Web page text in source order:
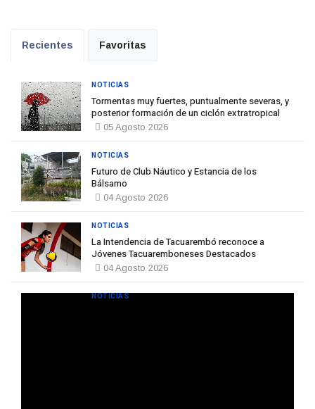
Recientes Favoritas
Tormentas muy fuertes, puntualmente severas, y
posterior formación de un ciclón extratropical
05 Agosto 2026
NOTICIAS
Futuro de Club Náutico y Estancia de los
Bálsamo
04 Agosto 2026
NOTICIAS
La Intendencia de Tacuarembó reconoce a
Jóvenes Tacuaremboneses Destacados
04 Agosto 2026
NOTICIAS
NOTICIAS